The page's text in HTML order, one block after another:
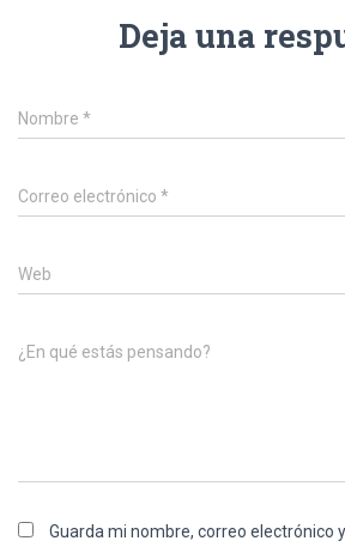
Deja una
Nombre *
Correo electrónico *
Web
¿En qué estás pensando?
Guarda mi nombre, correo electrónico